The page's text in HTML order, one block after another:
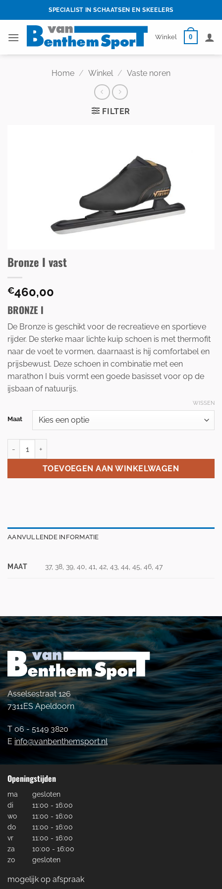
to
SPECIALIST IN SCHAATSEN EN SKEELERS
Winkel 0
Home / Winkel / Vaste noren
FILTER
Bronze I vast
€460,00
BRONZE I
De Bronze is geschikt voor de recreatieve en sportieve
rijder. De sterke maar lichte kuip schoen is met thermofit
naar de voet te vormen, daarnaast is hij comfortabel en
prijsbewust. Deze schoen in combinatie met een
marathon I buis vormt een goede basisset voor op de
ijsbaan of natuurijs.
Maat
WISSEN
TOEVOEGEN AAN WINKELWAGEN
AANVULLENDE INFORMATIE
MAAT 37, 38, 39, 40, 41, 42, 43, 44, 45, 46, 47
Asselsestraat 126
7311ES Apeldoorn
T 06 - 5149 3820
E info@vanbenthemsport.nl
Openingstijden
ma
gesloten
di
11:00 - 16:00
wo
11:00 - 16:00
do
11:00 - 16:00
vr
11:00 - 16:00
za
10:00 - 16:00
zo
gesloten
mogelijk op afspraak